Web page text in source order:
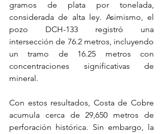
gramos de plata por tonelada,
considerada de alta ley. Asimismo, el
pozo DCH-133 registró una
intersección de 76.2 metros, incluyendo
un tramo de 16.25 metros con
concentraciones significativas de
mineral.
Con estos resultados, Costa de Cobre
acumula cerca de 29,650 metros de
perforación histórica. Sin embargo, la